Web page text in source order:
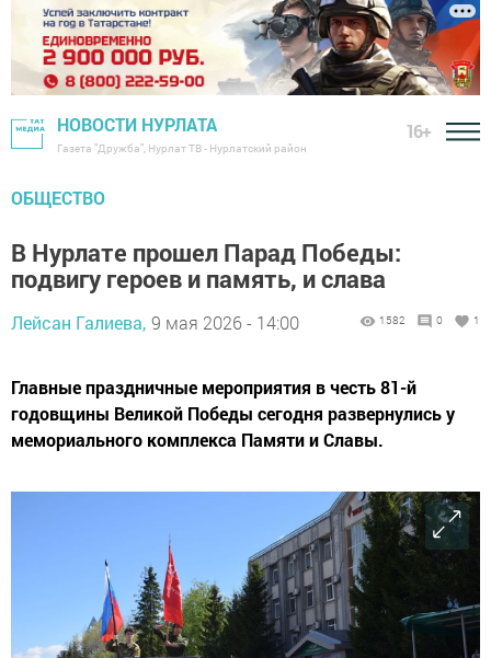
НОВОСТИ НУРЛАТА
Газета "Дружба", Нурлат ТВ - Нурлатский район
16+
ОБЩЕСТВО
В Нурлате прошел Парад Победы:
подвигу героев и память, и слава
Лейсан Галиева, 9 мая 2026 - 14:00 1582 0 1
Главные праздничные мероприятия в честь 81-й
годовщины Великой Победы сегодня развернулись у
мемориального комплекса Памяти и Славы.